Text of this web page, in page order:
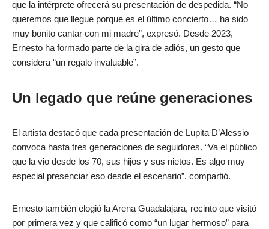
que la intérprete ofrecerá su presentación de despedida. “No
queremos que llegue porque es el último concierto… ha sido
muy bonito cantar con mi madre”, expresó. Desde 2023,
Ernesto ha formado parte de la gira de adiós, un gesto que
considera “un regalo invaluable”.
Un legado que reúne generaciones
El artista destacó que cada presentación de Lupita D’Alessio
convoca hasta tres generaciones de seguidores. “Va el público
que la vio desde los 70, sus hijos y sus nietos. Es algo muy
especial presenciar eso desde el escenario”, compartió.
Ernesto también elogió la Arena Guadalajara, recinto que visitó
por primera vez y que calificó como “un lugar hermoso” para